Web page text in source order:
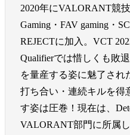
2020年にVALORANT競
Gaming・FAV gaming・
REJECTに加入。VCT
Qualifierでは惜しくも敗
を量産する姿に魅了され
打ち合い・連続キルを得
す姿は圧巻！現在は、
VALORANT部門に所属